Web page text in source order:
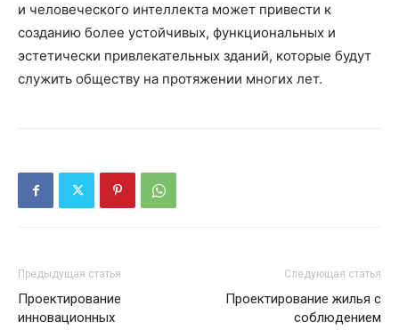
и человеческого интеллекта может привести к
созданию более устойчивых, функциональных и
эстетически привлекательных зданий, которые будут
служить обществу на протяжении многих лет.
Предыдущая статья
Проектирование
инновационных
Следующая статья
Проектирование жилья с
соблюдением